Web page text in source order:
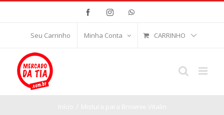
FacebookInstagramWhatsApp
Seu Carrinho Minha Conta CARRINHO